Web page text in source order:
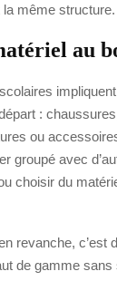
même structure.
au
:
ou
groupé avec
choisir du
revanche, c’est
de gamme